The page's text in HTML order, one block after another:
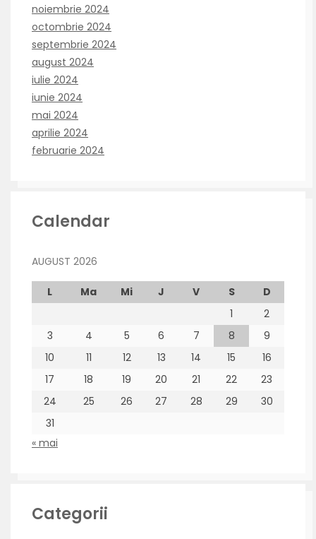
noiembrie 2024
octombrie 2024
septembrie 2024
august 2024
iulie 2024
iunie 2024
mai 2024
aprilie 2024
februarie 2024
Calendar
AUGUST 2026
L Ma Mi J V S
D
1
2
3
4 5 6 7 8
9
10
11 12 13 14 15
16
17
18 19 20 21 22
23
24
25 26 27 28 29
30
31
« mai
Categorii